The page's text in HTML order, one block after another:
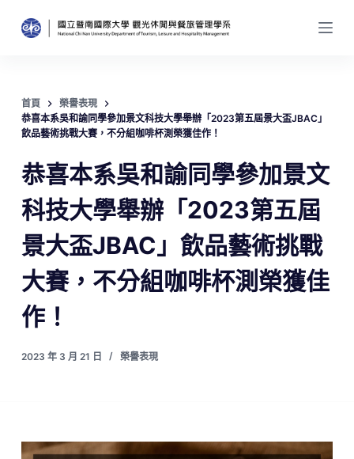
跳
至
內
容
首頁
榮譽表現
恭喜本系吳和諭同學參加景文科技大學舉辦「2023第五屆景大盃JBAC」
飲品藝術挑戰大賽，不分組咖啡杯測榮獲佳作！
恭喜本系吳和諭同學參加景文
科技大學舉辦「2023第五屆
景大盃JBAC」飲品藝術挑戰
大賽，不分組咖啡杯測榮獲佳
作！
2023 年 3 月 21 日 榮譽表現